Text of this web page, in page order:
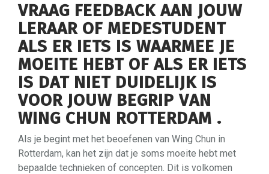
VRAAG FEEDBACK AAN JOUW
LERAAR OF MEDESTUDENT
ALS ER IETS IS WAARMEE JE
MOEITE HEBT OF ALS ER IETS
IS DAT NIET DUIDELIJK IS
VOOR JOUW BEGRIP VAN
WING CHUN ROTTERDAM .
Als je begint met het beoefenen van Wing Chun in
Rotterdam, kan het zijn dat je soms moeite hebt met
bepaalde technieken of concepten. Dit is volkomen